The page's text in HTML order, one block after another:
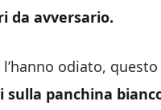
da avversario.
odiato,
sulla panchina